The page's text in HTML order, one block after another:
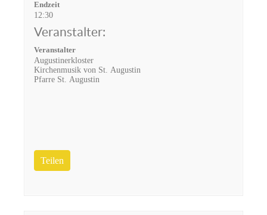
Endzeit
12:30
Veranstalter:
Veranstalter
Augustinerkloster
Kirchenmusik von St. Augustin
Pfarre St. Augustin
Teilen